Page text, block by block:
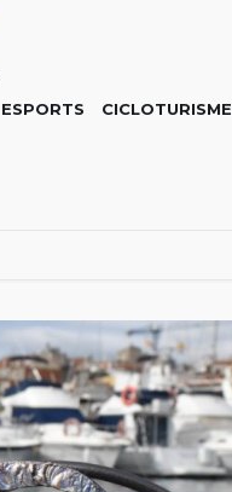
ESPORTS CICLOTURISME